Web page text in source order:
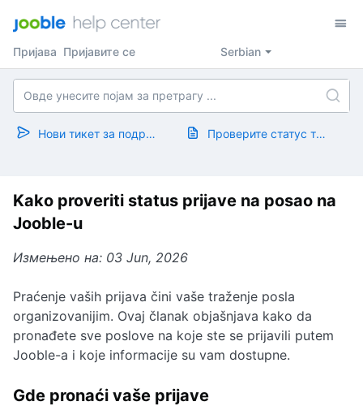
Serbian
Пријава Пријавите се
Нови тикет за подршку Проверите статус тикета
Kako proveriti status prijave na posao na
Jooble-u
Измењено на: 03 Jun, 2026
Praćenje vaših prijava čini vaše traženje posla
organizovanijim. Ovaj članak objašnjava kako da
pronađete sve poslove na koje ste se prijavili putem
Jooble-a i koje informacije su vam dostupne.
Gde pronaći vaše prijave